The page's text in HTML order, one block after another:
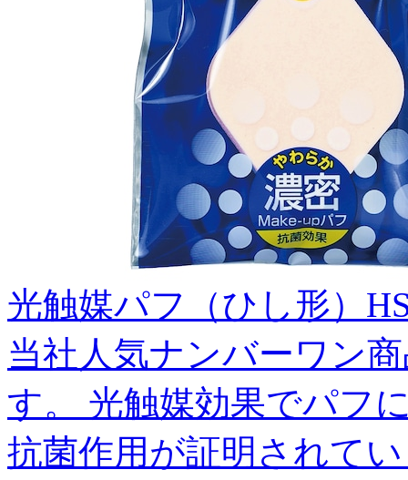
光触媒パフ（ひし形）
当社人気ナンバーワン
す。 光触媒効果でパフ
抗菌作用が証明されて